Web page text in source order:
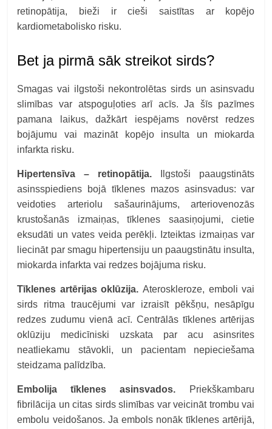
retinopātija, bieži ir cieši saistītas ar kopējo
kardiometabolisko risku.
Bet ja pirmā sāk streikot sirds?
Smagas vai ilgstoši nekontrolētas sirds un asinsvadu
slimības var atspoguļoties arī acīs. Ja šīs pazīmes
pamana laikus, dažkārt iespējams novērst redzes
bojājumu vai mazināt kopējo insulta un miokarda
infarkta risku.
Hipertensīva – retinopātija. Ilgstoši paaugstināts
asinsspiediens bojā tīklenes mazos asinsvadus: var
veidoties arteriolu sašaurinājums, arteriovenozās
krustošanās izmaiņas, tīklenes saasiņojumi, cietie
eksudāti un vates veida perēkļi. Izteiktas izmaiņas var
liecināt par smagu hipertensiju un paaugstinātu insulta,
miokarda infarkta vai redzes bojājuma risku.
Tīklenes artērijas oklūzija. Ateroskleroze, emboli vai
sirds ritma traucējumi var izraisīt pēkšņu, nesāpīgu
redzes zudumu vienā acī. Centrālās tīklenes artērijas
oklūziju medicīniski uzskata par acu asinsrites
neatliekamu stāvokli, un pacientam nepieciešama
steidzama palīdzība.
Embolija tīklenes asinsvados. Priekškambaru
fibrilācija un citas sirds slimības var veicināt trombu vai
embolu veidošanos. Ja embols nonāk tīklenes artērijā,